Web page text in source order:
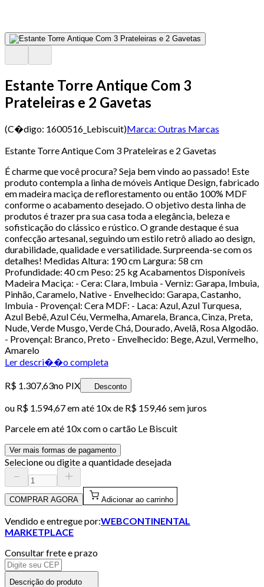
Estante Torre Antique Com 3
Prateleiras e 2 Gavetas
(C�digo: 1600516_Lebiscuit)Marca: Outras Marcas
Estante Torre Antique Com 3 Prateleiras e 2 Gavetas
É charme que você procura? Seja bem vindo ao passado! Este
produto contempla a linha de móveis Antique Design, fabricado
em madeira maciça de reflorestamento ou então 100% MDF
conforme o acabamento desejado. O objetivo desta linha de
produtos é trazer pra sua casa toda a elegância, beleza e
sofisticação do clássico e rústico. O grande destaque é sua
confecção artesanal, seguindo um estilo retrô aliado ao design,
durabilidade, qualidade e versatilidade. Surpreenda-se com os
detalhes! Medidas Altura: 190 cm Largura: 58 cm
Profundidade: 40 cm Peso: 25 kg Acabamentos Disponíveis
Madeira Maciça: - Cera: Clara, Imbuia - Verniz: Garapa, Imbuia,
Pinhão, Caramelo, Native - Envelhecido: Garapa, Castanho,
Imbuia - Provençal: Cera MDF: - Laca: Azul, Azul Turquesa,
Azul Bebê, Azul Céu, Vermelha, Amarela, Branca, Cinza, Preta,
Nude, Verde Musgo, Verde Chá, Dourado, Avelã, Rosa Algodão.
- Provençal: Branco, Preto - Envelhecido: Bege, Azul, Vermelho,
Amarelo
Ler descri��o completa
R$ 1.307,63no PIX Desconto
ou R$ 1.594,67em até 10x de R$ 159,46 sem juros
Parcele em até 10x com o cartão Le Biscuit
Ver mais formas de pagamento
Selecione ou digite a quantidade desejada
COMPRAR AGORA Adicionar ao carrinho
Vendido e entregue por:WEBCONTINENTAL
MARKETPLACE
Consultar frete e prazo
Descrição do produto